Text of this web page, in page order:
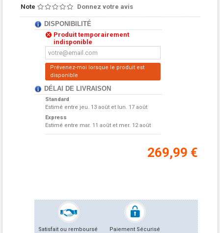
Note Donnez votre avis
DISPONIBILITÉ
Produit temporairement
indisponible
Prévenez-moi lorsque le produit est
disponible
DÉLAI DE LIVRAISON
Standard
Estimé entre jeu. 13 août et lun. 17 août
Express
Estimé entre mar. 11 août et mer. 12 août
269,99 €
Satisfait ou remboursé Paiement Sécurisé